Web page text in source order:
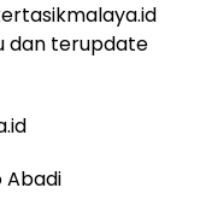
dan terupdate
Abadi